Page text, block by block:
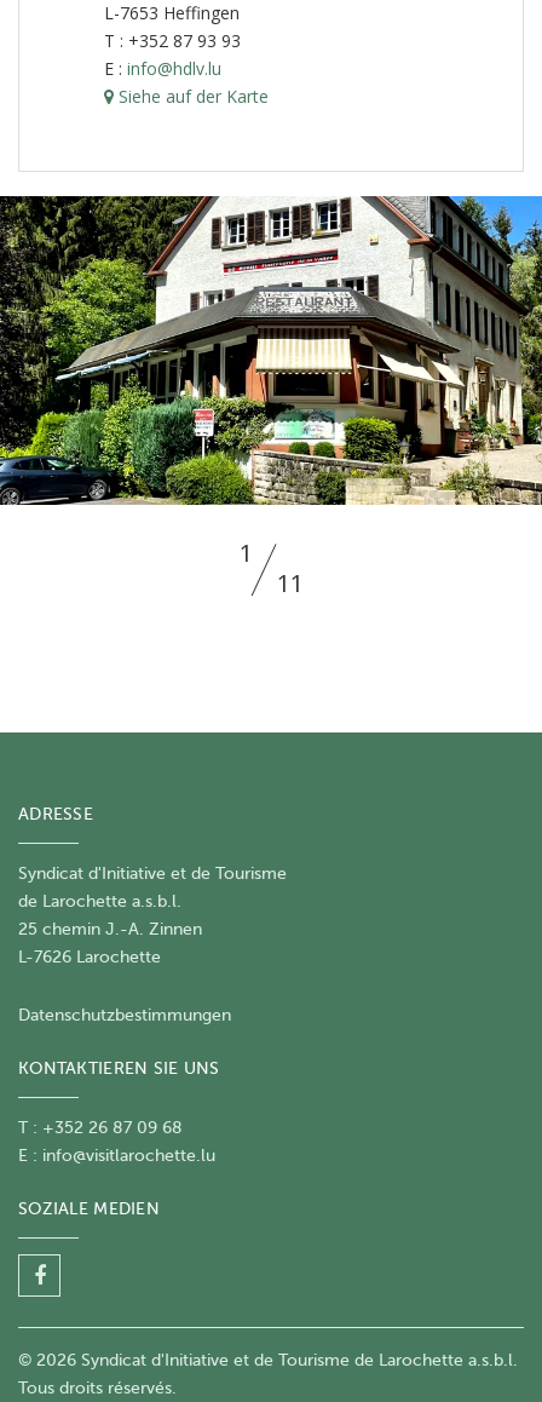
L-7653 Heffingen
T : +352 87 93 93
E : info@hdlv.lu
Siehe auf der Karte
1
11
ADRESSE
Syndicat d'Initiative et de Tourisme
de Larochette a.s.b.l.
25 chemin J.-A. Zinnen
L-7626 Larochette
Datenschutzbestimmungen
KONTAKTIEREN SIE UNS
T : +352 26 87 09 68
E : info@visitlarochette.lu
SOZIALE MEDIEN
© 2026 Syndicat d'Initiative et de Tourisme de Larochette a.s.b.l.
Tous droits réservés.